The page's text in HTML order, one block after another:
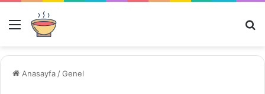
Menü
Anasayfa /Genel